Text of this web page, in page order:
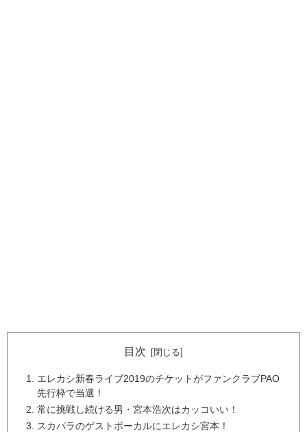
目次
エレカシ新春ライブ2019のチケットがファンクラブPAO
先行枠で当選！
常に挑戦し続ける男・宮本浩次はカッコいい！
スカパラのゲストボーカルにエレカシ宮本！